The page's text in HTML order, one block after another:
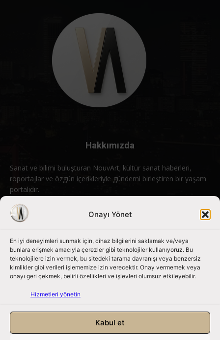
Onayı Yönet
En iyi deneyimleri sunmak için, cihaz bilgilerini saklamak ve/veya
bunlara erişmek amacıyla çerezler gibi teknolojiler kullanıyoruz. Bu
teknolojilere izin vermek, bu sitedeki tarama davranışı veya benzersiz
kimlikler gibi verileri işlememize izin verecektir. Onay vermemek veya
onayı geri çekmek, belirli özellikleri ve işlevleri olumsuz etkileyebilir.
Hizmetleri yönetin
Kabul et
Hakkımızda
Sanat ve bilimi buluşturan NouvArt; kültür sanat haberleri,
röportajlar ve özgün içerikleriyle gündemi birleştiren bir yaşam
portalıdır.
Bizimle iletişime geçin: info@nouvart.net
Bizi Takip Edin